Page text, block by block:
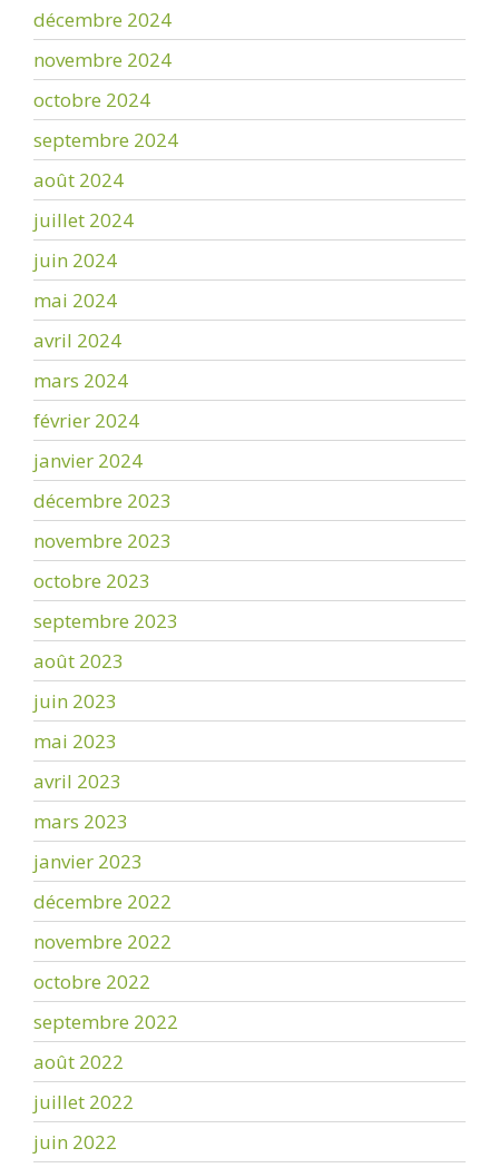
décembre 2024
novembre 2024
octobre 2024
septembre 2024
août 2024
juillet 2024
juin 2024
mai 2024
avril 2024
mars 2024
février 2024
janvier 2024
décembre 2023
novembre 2023
octobre 2023
septembre 2023
août 2023
juin 2023
mai 2023
avril 2023
mars 2023
janvier 2023
décembre 2022
novembre 2022
octobre 2022
septembre 2022
août 2022
juillet 2022
juin 2022